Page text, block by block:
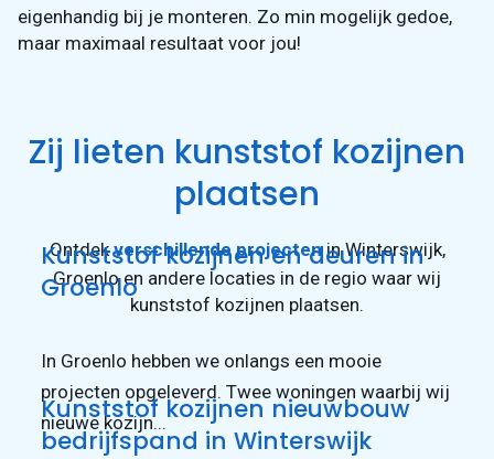
eigenhandig bij je monteren. Zo min mogelijk gedoe,
maar maximaal resultaat voor jou!
Zij lieten kunststof kozijnen
plaatsen
Ontdekverschillende projectenin Winterswijk,
Groenlo en andere locaties in de regio waar wij
kunststof kozijnen plaatsen.
Kunststof kozijnen en deuren in
Groenlo
In Groenlo hebben we onlangs een mooie
projecten opgeleverd. Twee woningen waarbij wij
nieuwe kozijn...
Kunststof kozijnen nieuwbouw
bedrijfspand in Winterswijk